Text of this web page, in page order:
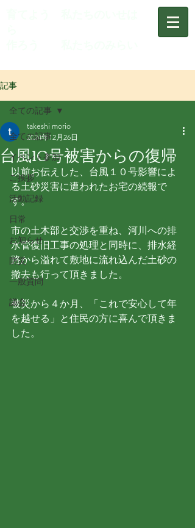
記事
全ての記事
イベント参加
ご挨拶
活動記録
日常
お知らせ
防災
一般質問
議会
全ての記事
台風10号被害からの復帰
takeshi morio
2024年12月26日
以前お伝えした、台風１０号影響によ
る土砂災害に遭われたお宅の続報で
す。
市の土木部と交渉を重ね、河川への排
水管復旧工事の処理と同時に、排水経
路から溢れて敷地に流れ込んだ土砂の
撤去も行って頂きました。
被災から４か月、「これで安心して年
を越せる」と住民の方に喜んで頂きま
した。